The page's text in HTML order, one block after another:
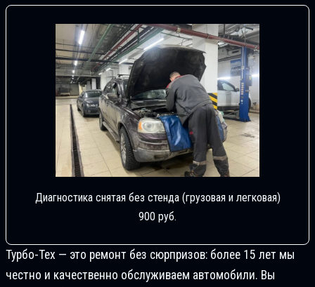
Диагностика снятая без стенда (грузовая и легковая)
900 руб.
Турбо-Тех — это ремонт без сюрпризов: более 15 лет мы
честно и качественно обслуживаем автомобили. Вы